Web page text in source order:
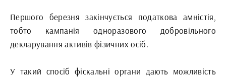
Першого березня закінчується податкова амністія,
тобто кампанія одноразового добровільного
декларування активів фізичних осіб.
У такий спосіб фіскальні органи дають можливість